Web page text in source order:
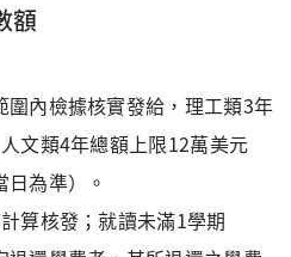
額
圍內檢據核實發給，理工類3年
文類4年總額上限12萬美元
日為準）。
算核發；就讀未滿1學期